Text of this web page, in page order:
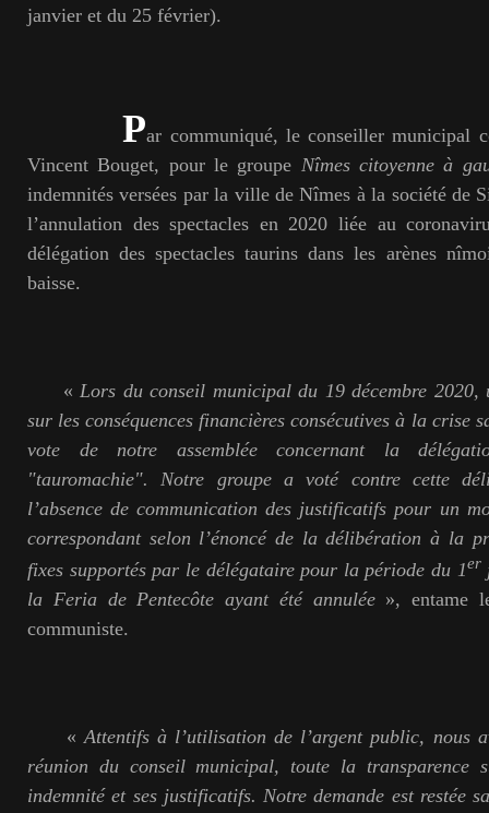
janvier et du 25 février).
Par communiqué, le conseiller municipal
Vincent Bouget, pour le groupe Nîmes citoyenne à
indemnités versées par la ville de Nîmes à la société de
l’annulation des spectacles en 2020 liée au
délégation des spectacles taurins dans les arènes
baisse.
« Lors du conseil municipal du 19 décembre
sur les conséquences financières consécutives à la crise
vote de notre assembléeconcernant la
"tauromachie". Notre groupe a voté contre cette
l’absence de communication des justificatifs pour un
correspondant selon l’énoncé de la délibération à la
fixes supportés par le délégataire pour la période du 1er
la Feria de Pentecôte ayant été annulée », entame
communiste.
«Attentifs à l’utilisation de l’argent public, nous
réunion du conseil municipal, toute la transparence
indemnité et ses justificatifs. Notre demande est restée